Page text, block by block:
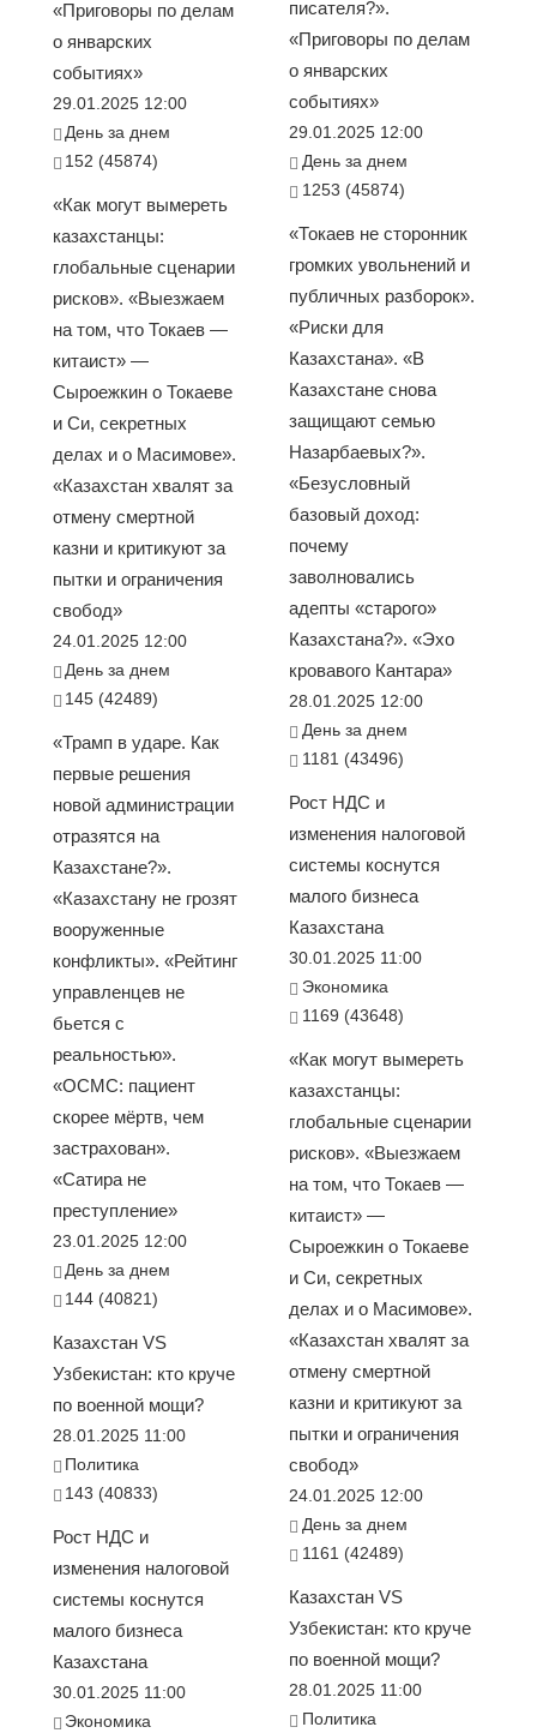
«Приговоры по делам
о январских
событиях»
29.01.2025 12:00
День за днем
152 (45874)
«Как могут вымереть
казахстанцы:
глобальные сценарии
рисков». «Выезжаем
на том, что Токаев —
китаист» —
Сыроежкин о Токаеве
и Си, секретных
делах и о Масимове».
«Казахстан хвалят за
отмену смертной
казни и критикуют за
пытки и ограничения
свобод»
24.01.2025 12:00
День за днем
145 (42489)
«Трамп в ударе. Как
первые решения
новой администрации
отразятся на
Казахстане?».
«Казахстану не грозят
вооруженные
конфликты». «Рейтинг
управленцев не
бьется с
реальностью».
«ОСМС: пациент
скорее мёртв, чем
застрахован».
«Сатира не
преступление»
23.01.2025 12:00
День за днем
144 (40821)
Казахстан VS
Узбекистан: кто круче
по военной мощи?
28.01.2025 11:00
Политика
143 (40833)
Рост НДС и
изменения налоговой
системы коснутся
малого бизнеса
Казахстана
30.01.2025 11:00
Экономика
писателя?».
«Приговоры по делам
о январских
событиях»
29.01.2025 12:00
День за днем
1253 (45874)
«Токаев не сторонник
громких увольнений и
публичных разборок».
«Риски для
Казахстана». «В
Казахстане снова
защищают семью
Назарбаевых?».
«Безусловный
базовый доход:
почему
заволновались
адепты «старого»
Казахстана?». «Эхо
кровавого Кантара»
28.01.2025 12:00
День за днем
1181 (43496)
Рост НДС и
изменения налоговой
системы коснутся
малого бизнеса
Казахстана
30.01.2025 11:00
Экономика
1169 (43648)
«Как могут вымереть
казахстанцы:
глобальные сценарии
рисков». «Выезжаем
на том, что Токаев —
китаист» —
Сыроежкин о Токаеве
и Си, секретных
делах и о Масимове».
«Казахстан хвалят за
отмену смертной
казни и критикуют за
пытки и ограничения
свобод»
24.01.2025 12:00
День за днем
1161 (42489)
Казахстан VS
Узбекистан: кто круче
по военной мощи?
28.01.2025 11:00
Политика